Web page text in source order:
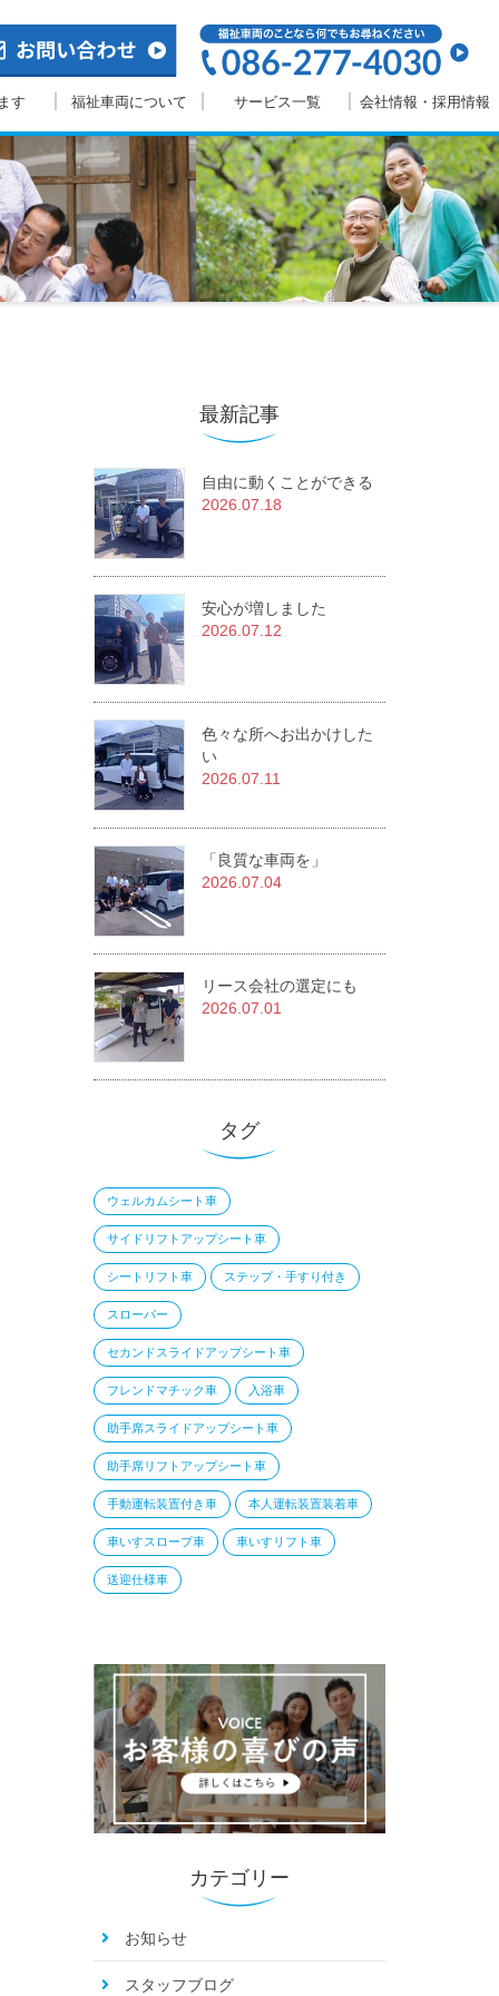
す 福祉車両について サービス一覧 会社情報・採用情報
最新記事
自由に動くことができる
2026.07.18
安心が増しました
2026.07.12
色々な所へお出かけした
い
2026.07.11
「良質な車両を」
2026.07.04
リース会社の選定にも
2026.07.01
タグ
ウェルカムシート車
サイドリフトアップシート車
シートリフト車 ステップ・手すり付き
スローパー
セカンドスライドアップシート車
フレンドマチック車 入浴車
助手席スライドアップシート車
助手席リフトアップシート車
手動運転装置付き車 本人運転装置装着車
車いすスロープ車 車いすリフト車
送迎仕様車
カテゴリー
お知らせ
スタッフブログ